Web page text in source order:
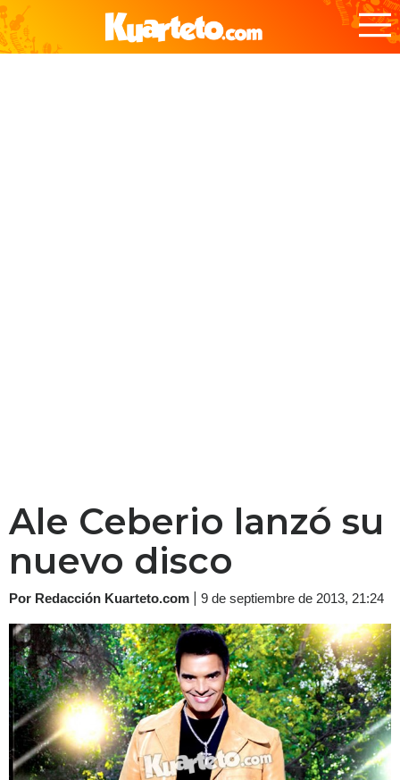
Ale Ceberio lanzó su
nuevo disco
Por Redacción Kuarteto.com 9 de septiembre de 2013, 21:24